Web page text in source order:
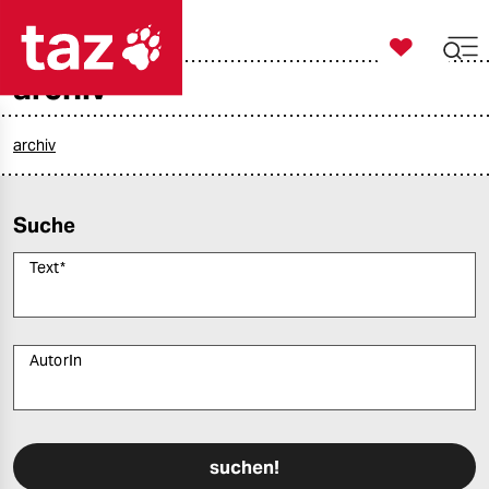
politik
gesellschaft
sport

taz zahl ich
archiv
archiv
Suche
Text*
AutorIn